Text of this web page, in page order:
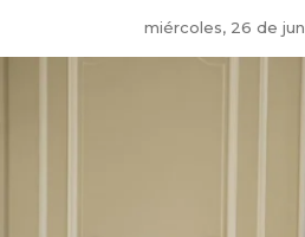
miércoles, 26 de